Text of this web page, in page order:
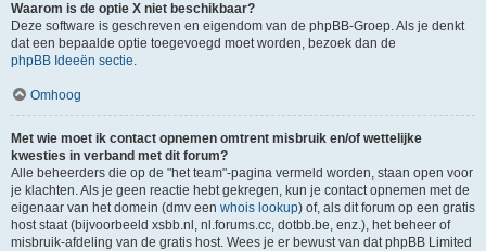
Waarom is de optie X niet beschikbaar?
Deze software is geschreven en eigendom van de phpBB-Groep. Als je denkt
dat een bepaalde optie toegevoegd moet worden, bezoek dan de
phpBB Ideeën sectie.
Omhoog
Met wie moet ik contact opnemen omtrent misbruik en/of wettelijke
kwesties in verband met dit forum?
Alle beheerders die op de "het team"-pagina vermeld worden, staan open voor
je klachten. Als je geen reactie hebt gekregen, kun je contact opnemen met de
eigenaar van het domein (dmv een whois lookup) of, als dit forum op een gratis
host staat (bijvoorbeeld xsbb.nl, nl.forums.cc, dotbb.be, enz.), het beheer of
misbruik-afdeling van de gratis host. Wees je er bewust van dat phpBB Limited